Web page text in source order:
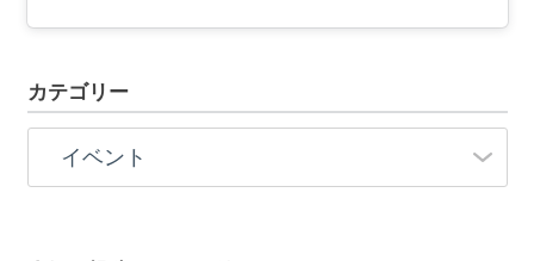
カテゴリー